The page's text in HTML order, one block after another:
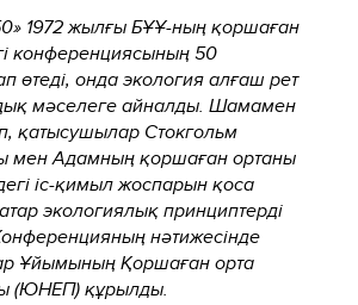
1972 жылғы БҰҰ-ның қоршаған
конференциясының 50
өтеді, онда экология алғаш рет
мәселеге айналды. Шамамен
қатысушылар Стокгольм
мен Адамның қоршаған ортаны
іс-қимыл жоспарын қоса
экологиялық принциптерді
нәтижесінде
Ұйымының Қоршаған орта
(ЮНЕП) құрылды.